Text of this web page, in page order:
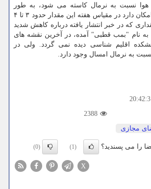
نسبت به نرمال کاسته می شود، به طور
میانگین یک درجه. امکان دارد در مقیاس هفته این مقدار حدود ۳ تا ۴
که در خبر انتشار یافته درباره کاهش شدید
به نام "بمب قطبی" آمده، در آخرین نقشه های
اقلیم شناسی دیده نمی گردد. ولی در
به نرمال امسال وجود دارد.
2388
مجازی
را می پسندید؟ (1)
(0)
X